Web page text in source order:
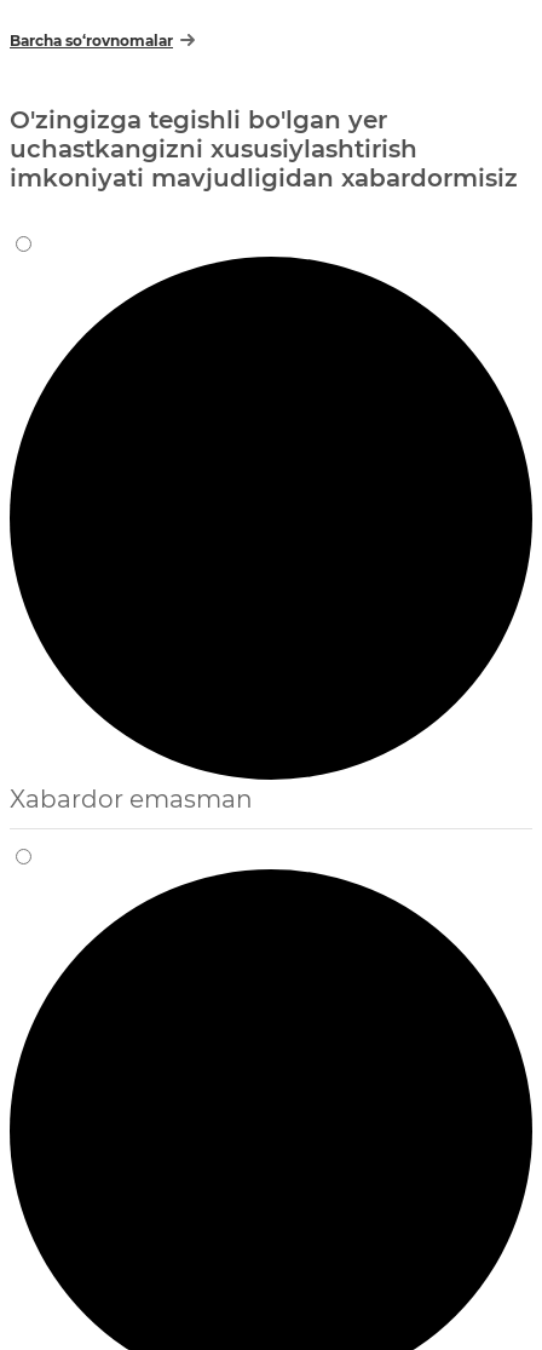
Barcha so‘rovnomalar
O'zingizga tegishli bo'lgan yer
uchastkangizni xususiylashtirish
imkoniyati mavjudligidan xabardormisiz
Xabardor emasman